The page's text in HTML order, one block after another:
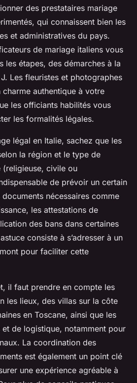
des prestataires mariage
qui connaissent bien les
et administratives du pays.
de mariage italiens vous
les étapes, des démarches à la
Les fleuristes et photographes
authentique à votre
les officiants habilités vous
les formalités légales.
légal en Italie, sachez que les
la région et le type de
(religieuse, civile ou
de prévoir un certain
nécessaires comme
les attestations de
des bans dans certaines
consiste à s’adresser à un
pour faciliter cette
il faut prendre en compte les
les lieux, des villas sur la côte
en Toscane, ainsi que les
de logistique, notamment pour
La coordination des
est également un point clé
une expérience agréable à